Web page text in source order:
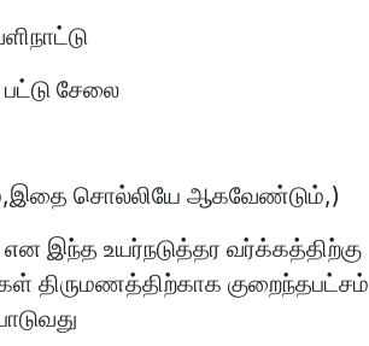
பட்டு சேலை
சொல்லியே ஆகவேண்டும்,)
இந்த உயர்நடுத்தர வர்க்கத்திற்கு
திருமணத்திற்காக குறைந்தபட்சம்